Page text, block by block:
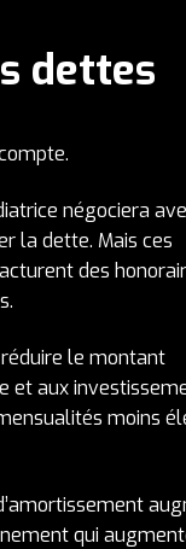
dettes
négociera
la dette. Mais ces
des
réduire le montant
et aux
moins
qui